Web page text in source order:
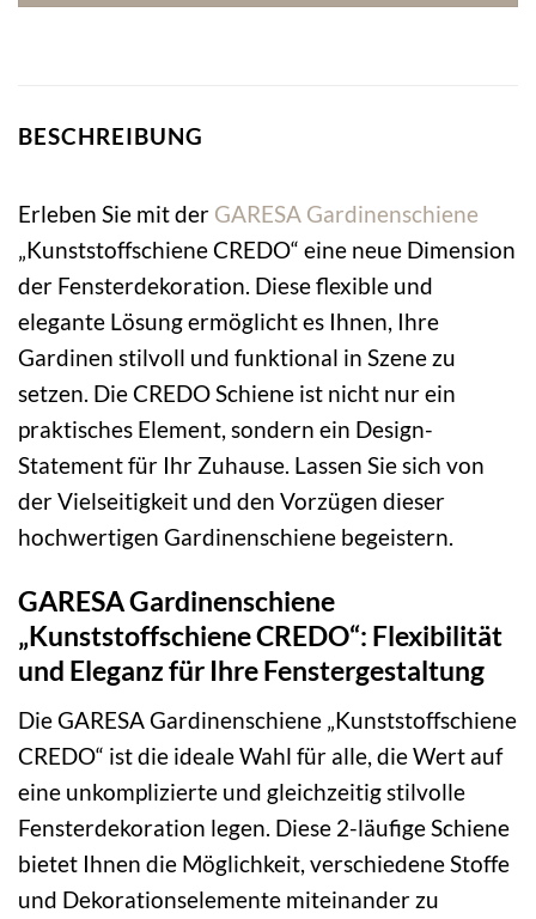
BESCHREIBUNG
Erleben Sie mit der GARESA Gardinenschiene
„Kunststoffschiene CREDO“ eine neue Dimension
der Fensterdekoration. Diese flexible und
elegante Lösung ermöglicht es Ihnen, Ihre
Gardinen stilvoll und funktional in Szene zu
setzen. Die CREDO Schiene ist nicht nur ein
praktisches Element, sondern ein Design-
Statement für Ihr Zuhause. Lassen Sie sich von
der Vielseitigkeit und den Vorzügen dieser
hochwertigen Gardinenschiene begeistern.
GARESA Gardinenschiene
„Kunststoffschiene CREDO“: Flexibilität
und Eleganz für Ihre Fenstergestaltung
Die GARESA Gardinenschiene „Kunststoffschiene
CREDO“ ist die ideale Wahl für alle, die Wert auf
eine unkomplizierte und gleichzeitig stilvolle
Fensterdekoration legen. Diese 2-läufige Schiene
bietet Ihnen die Möglichkeit, verschiedene Stoffe
und Dekorationselemente miteinander zu